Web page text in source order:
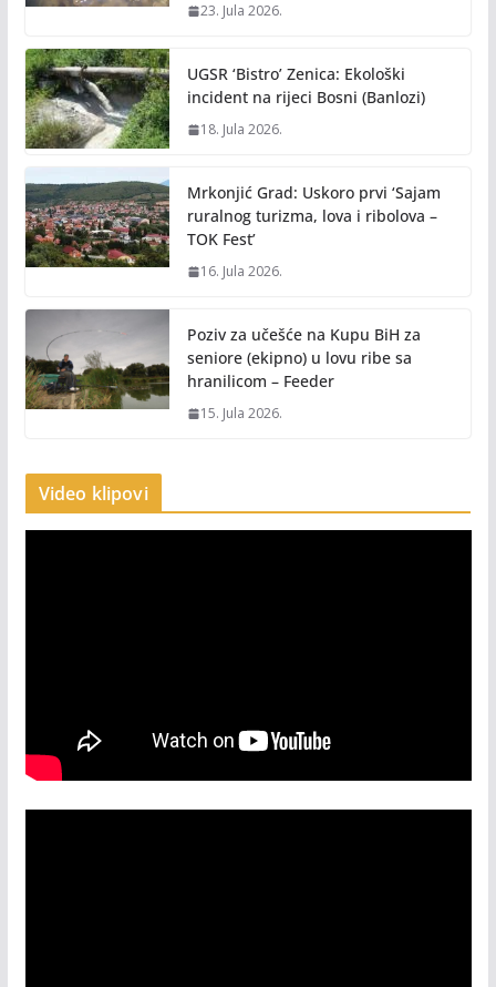
23. Jula 2026.
UGSR ‘Bistro’ Zenica: Ekološki
incident na rijeci Bosni (Banlozi)
18. Jula 2026.
Mrkonjić Grad: Uskoro prvi ‘Sajam
ruralnog turizma, lova i ribolova –
TOK Fest’
16. Jula 2026.
Poziv za učešće na Kupu BiH za
seniore (ekipno) u lovu ribe sa
hranilicom – Feeder
15. Jula 2026.
Video klipovi